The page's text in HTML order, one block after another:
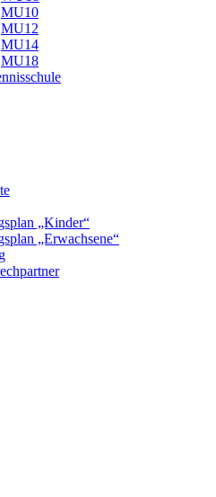
MU10
MU12
MU14
MU18
„Kinder“
„Erwachsene“